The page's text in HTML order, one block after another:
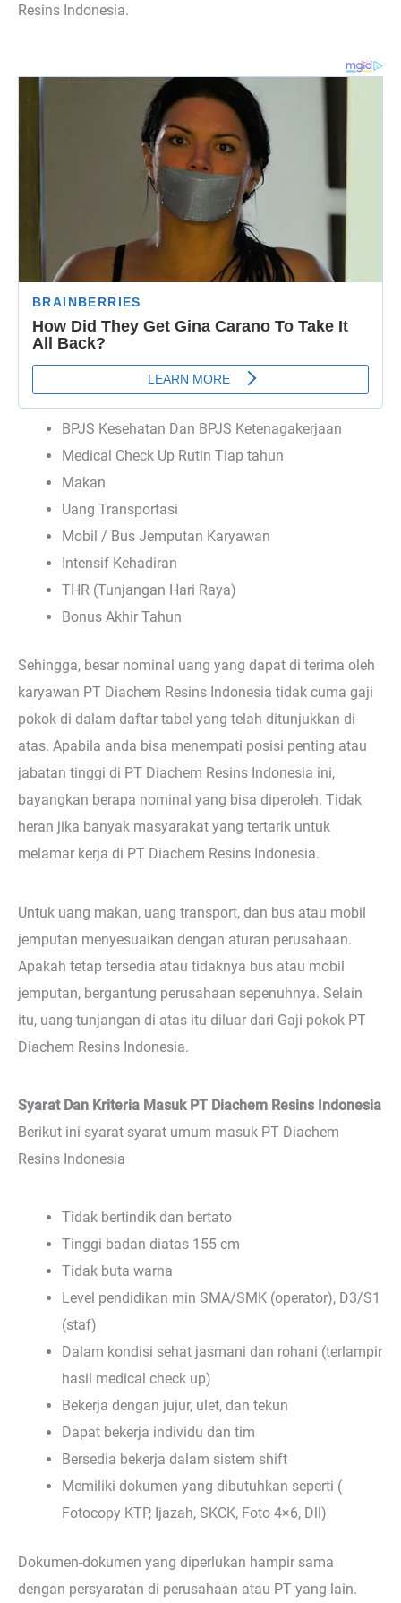
Resins Indonesia.
BPJS Kesehatan Dan BPJS Ketenagakerjaan
Medical Check Up Rutin Tiap tahun
Makan
Uang Transportasi
Mobil / Bus Jemputan Karyawan
Intensif Kehadiran
THR (Tunjangan Hari Raya)
Bonus Akhir Tahun
Sehingga, besar nominal uang yang dapat di terima oleh
karyawan PT Diachem Resins Indonesia tidak cuma gaji
pokok di dalam daftar tabel yang telah ditunjukkan di
atas. Apabila anda bisa menempati posisi penting atau
jabatan tinggi di PT Diachem Resins Indonesia ini,
bayangkan berapa nominal yang bisa diperoleh. Tidak
heran jika banyak masyarakat yang tertarik untuk
melamar kerja di PT Diachem Resins Indonesia.
Untuk uang makan, uang transport, dan bus atau mobil
jemputan menyesuaikan dengan aturan perusahaan.
Apakah tetap tersedia atau tidaknya bus atau mobil
jemputan, bergantung perusahaan sepenuhnya. Selain
itu, uang tunjangan di atas itu diluar dari Gaji pokok PT
Diachem Resins Indonesia.
Syarat Dan Kriteria Masuk PT Diachem Resins Indonesia
Berikut ini syarat-syarat umum masuk PT Diachem
Resins Indonesia
Tidak bertindik dan bertato
Tinggi badan diatas 155 cm
Tidak buta warna
Level pendidikan min SMA/SMK (operator), D3/S1
(staf)
Dalam kondisi sehat jasmani dan rohani (terlampir
hasil medical check up)
Bekerja dengan jujur, ulet, dan tekun
Dapat bekerja individu dan tim
Bersedia bekerja dalam sistem shift
Memiliki dokumen yang dibutuhkan seperti (
Fotocopy KTP, Ijazah, SKCK, Foto 4×6, Dll)
Dokumen-dokumen yang diperlukan hampir sama
dengan persyaratan di perusahaan atau PT yang lain.